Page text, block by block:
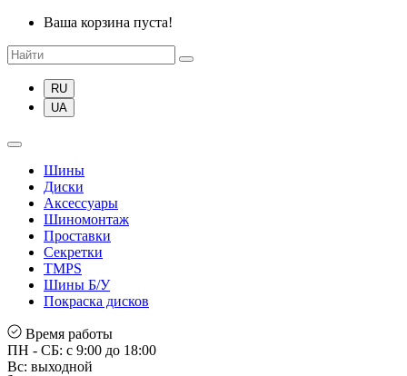
Ваша корзина пуста!
RU
UA
Шины
Диски
Аксессуары
Шиномонтаж
Проставки
Секретки
TMPS
Шины Б/У
Покраска дисков
Время работы
ПН - СБ: с 9:00 до 18:00
Вс: выходной